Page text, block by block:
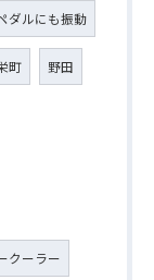
ダルにも振動
町 野田
クーラー